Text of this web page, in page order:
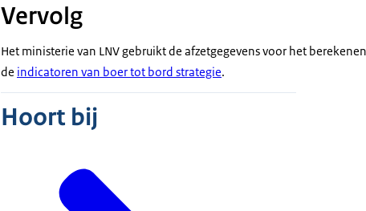
Vervolg
Het ministerie van LNV gebruikt de afzetgegevens voor het
de indicatoren van boer tot bord strategie.
Hoort bij